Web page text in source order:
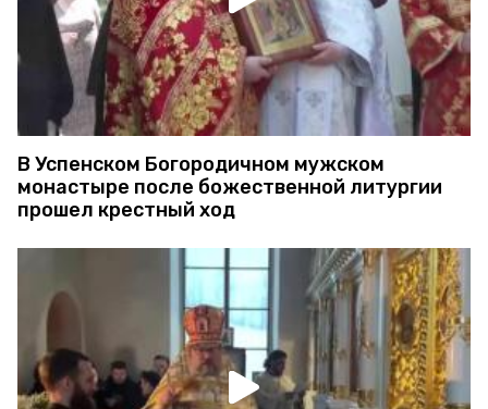
В Успенском Богородичном мужском
монастыре после божественной литургии
прошел крестный ход